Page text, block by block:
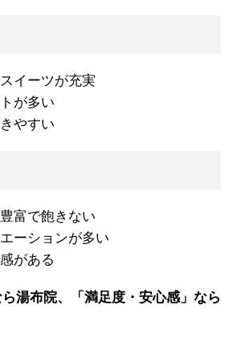
イーツが充実
が多い
やすい
富で飽きない
ーションが多い
がある
ら湯布院、「満足度・安心感」なら